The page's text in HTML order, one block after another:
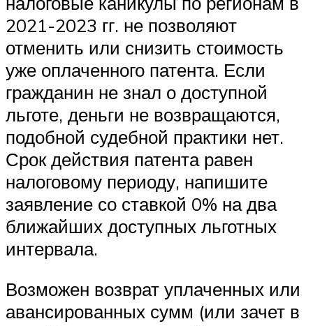
2021-2023 гг. не позволяют
отменить или снизить стоимость
уже оплаченного патента. Если
гражданин не знал о доступной
льготе, деньги не возвращаются,
подобной судебной практики нет.
Срок действия патента равен
налоговому периоду, напишите
заявление со ставкой 0% на два
ближайших доступных льготных
интервала.
Возможен возврат уплаченных или
авансированных сумм (или зачет в